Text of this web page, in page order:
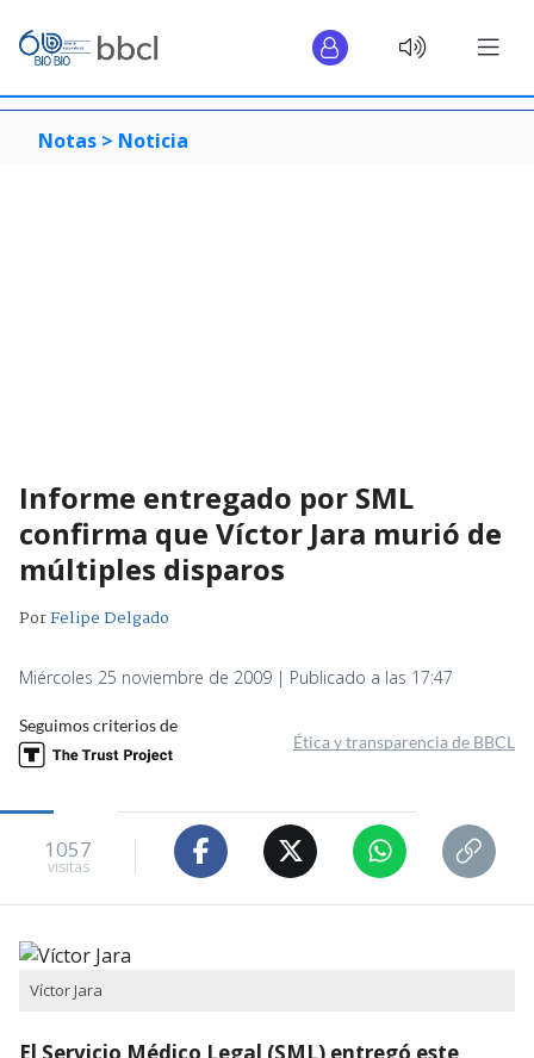
Notas > Noticia
Informe entregado por SML
confirma que Víctor Jara murió de
múltiples disparos
PorFelipe Delgado
Miércoles 25 noviembre de 2009 | Publicado a las 17:47
Seguimos criterios de
Ética y transparencia de BBCL
1057
visitas
Víctor Jara
El Servicio Médico Legal (SML) entregó este